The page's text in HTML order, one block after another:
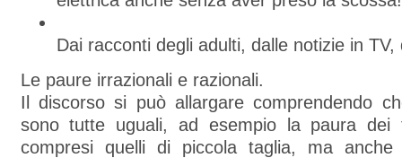
Dai racconti degli adulti, dalle notizie in TV,
Le paure irrazionali e razionali.
Il discorso si può allargare comprendendo
sono tutte uguali, ad esempio la paura
compresi quelli di piccola taglia, ma